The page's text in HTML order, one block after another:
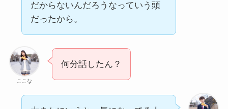
だからないんだろうなっていう頭
だったから。
ここな
何分話したん？